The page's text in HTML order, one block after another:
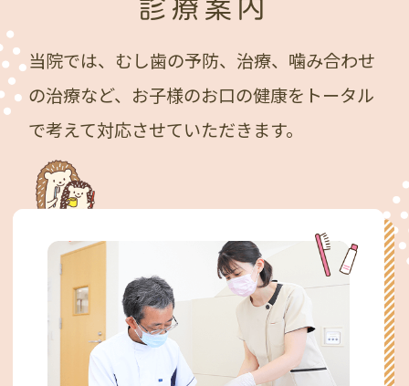
診療案内
当院では、むし歯の予防、治療、噛み合わせ
の治療など、 お子様のお口の健康をトータル
で考えて対応させていただきます。